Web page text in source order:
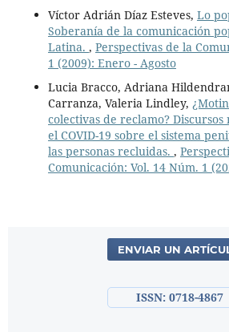
Víctor Adrián Díaz Esteves, Lo
Soberanía de la comunicación
Latina. , Perspectivas de la
1 (2009): Enero - Agosto
Lucia Bracco, Adriana
Carranza, Valeria Lindley,
colectivas de reclamo?
el COVID-19 sobre el sistema
las personas recluidas. ,
Comunicación: Vol. 14 Núm. 1
ENVIAR UN
ISSN: 0718-4867